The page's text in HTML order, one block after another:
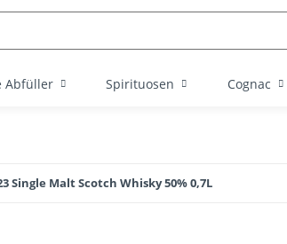
Abfüller Spirituosen Cognac
Single Malt Scotch Whisky 50% 0,7L